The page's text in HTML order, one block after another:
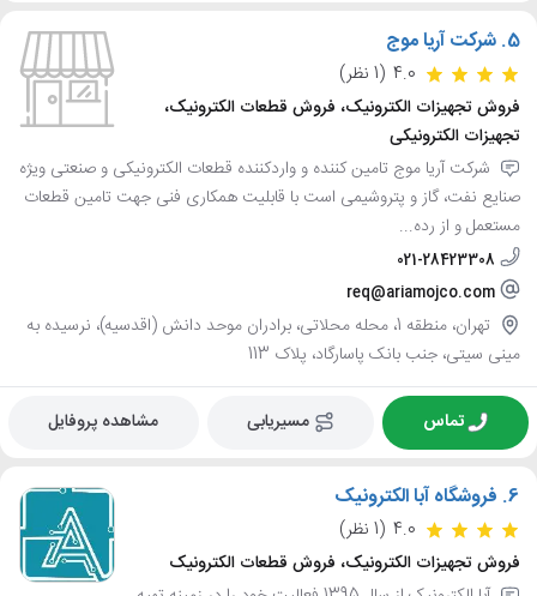
5. شرکت آریا موج
4.0 (1 نظر)
فروش تجهیزات الکترونیک، فروش قطعات الکترونیک،
تجهیزات الکترونیکی
شرکت آریا موج تامین کننده و واردکننده قطعات الکترونیکی و صنعتی ویژه
صنایع نفت، گاز و پتروشیمی است با قابلیت همکاری فنی جهت تامین قطعات
مستعمل و از رده...
021-28423308
req@ariamojco.com
تهران، منطقه 1، محله محلاتی، برادران موحد دانش (اقدسیه)، نرسیده به
مینی سیتی، جنب بانک پاسارگاد، پلاک 113
تماس مسیریابی مشاهده پروفایل
6. فروشگاه آبا الکترونیک
4.0 (1 نظر)
فروش تجهیزات الکترونیک، فروش قطعات الکترونیک